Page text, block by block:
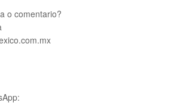
o comentario?